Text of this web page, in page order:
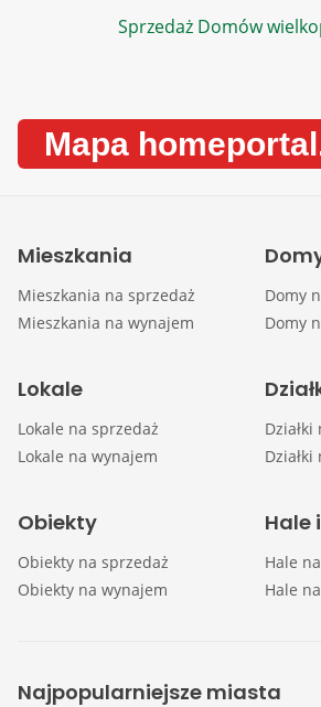
Sprzedaż Domów
Mapa
Mieszkania
Mieszkania na sprzedaż
Mieszkania na wynajem
Domy
Domy
Lokale
Lokale na sprzedaż
Lokale na wynajem
Obiekty
Obiekty na sprzedaż
Obiekty na wynajem
Hale
Hale
Hale
Najpopularniejsze miasta